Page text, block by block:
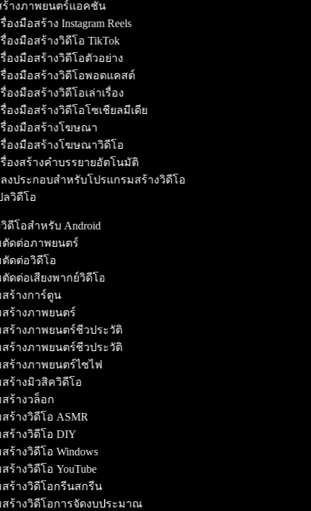
างภาพยนตร์แอคชั่น
องมือสร้าง Instagram Reels
องมือสร้างวิดีโอ TikTok
องมือสร้างวิดีโอตัวอย่าง
องมือสร้างวิดีโอพอดแคสต์
องมือสร้างวิดีโอเล่าเรื่อง
องมือสร้างวิดีโอโซเชียลมีเดีย
องมือสร้างโฆษณา
องมือสร้างโฆษณาวิดีโอ
องสร้างคำบรรยายอัตโนมัติ
งประกอบสำหรับโปรแกรมสร้างวิดีโอ
วิดีโอ
วิดีโอสำหรับ Android
ตัดต่อภาพยนตร์
ตัดต่อวิดีโอ
ตัดต่อเสียงพากย์วิดีโอ
สร้างการ์ตูน
สร้างภาพยนตร์
สร้างภาพยนตร์ชีวประวัติ
สร้างภาพยนตร์ชีวประวัติ
สร้างภาพยนตร์ไซไฟ
สร้างมิวสิควิดีโอ
สร้างวล็อก
สร้างวิดีโอ ASMR
สร้างวิดีโอ DIY
สร้างวิดีโอ Windows
ร้างวิดีโอ YouTube
สร้างวิดีโอกรีนสกรีน
สร้างวิดีโอการจัดงบประมาณ